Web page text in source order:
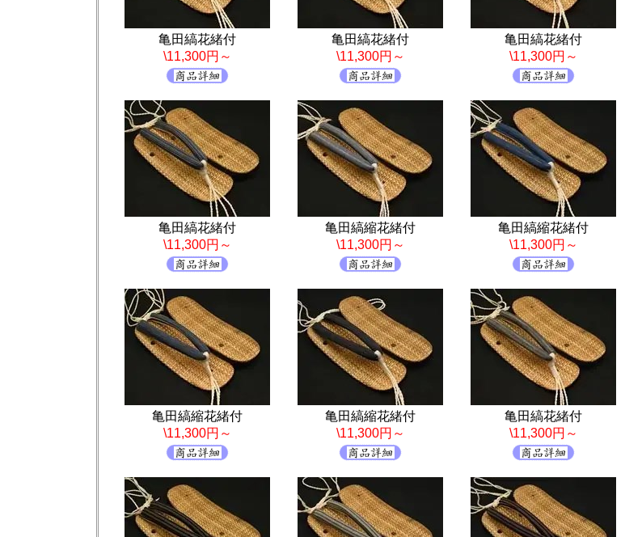
亀田縞花緒付
\11,300円～
亀田縞花緒付
\11,300円～
亀田縞花緒付
\11,300円～
亀田縞花緒付
\11,300円～
亀田縞縮花緒付
\11,300円～
亀田縞縮花緒付
\11,300円～
亀田縞縮花緒付
\11,300円～
亀田縞縮花緒付
\11,300円～
亀田縞花緒付
\11,300円～